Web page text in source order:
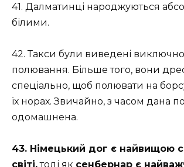
41. Далматинці народжуються
білими.
42. Такси були виведені
полювання. Більше того, вони
спеціально, щоб полювати на
їх норах. Звичайно, з часом дана
одомашнена.
43. Німецький дог є найвищою
світі,тоді як сенбернар є